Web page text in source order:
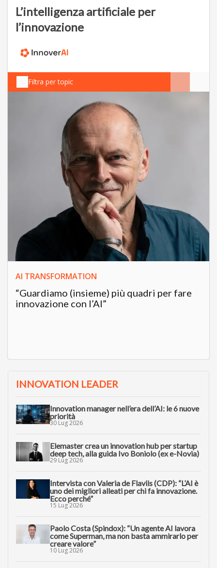
L’intelligenza artificiale per
l’innovazione
Filtra per topic
AI TRANSFORMATION
“Guardiamo (insieme) più quadri per fare
innovazione con l’AI”
INNOVATION LEADER
Innovation manager nell’era dell’AI: le 6 nuove
priorità
30 Lug 2026
Elemaster crea un innovation hub per startup
deep tech, alla guida Ivo Boniolo (ex e-Novia)
29 Lug 2026
Intervista con Valeria de Flaviis (CDP): “L’AI è
uno dei migliori alleati per chi fa innovazione.
Ecco perché”
15 Lug 2026
Paolo Costa (Spindox): “Un agente AI lavora
come Superman, ma non basta ammirarlo per
creare valore”
10 Lug 2026